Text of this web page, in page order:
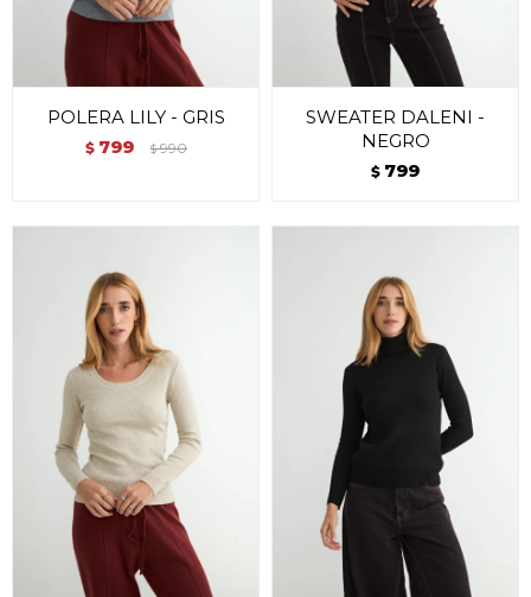
POLERA LILY - GRIS
$ 799 $ 990
SWEATER DALENI -
NEGRO
$ 799